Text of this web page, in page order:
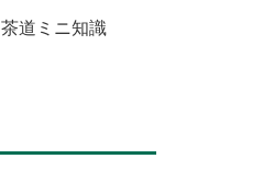
茶道ミニ知識